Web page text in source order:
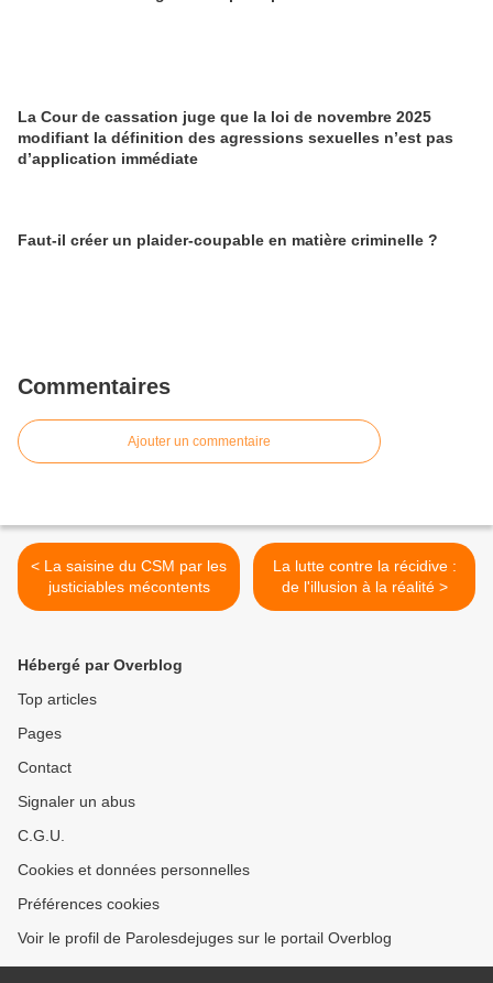
La Cour de cassation juge que la loi de novembre 2025
modifiant la définition des agressions sexuelles n’est pas
d’application immédiate
Faut-il créer un plaider-coupable en matière criminelle ?
Commentaires
Ajouter un commentaire
< La saisine du CSM par les
justiciables mécontents
La lutte contre la récidive :
de l'illusion à la réalité >
Hébergé par Overblog
Top articles
Pages
Contact
Signaler un abus
C.G.U.
Cookies et données personnelles
Préférences cookies
Voir le profil de Parolesdejuges sur le portail Overblog